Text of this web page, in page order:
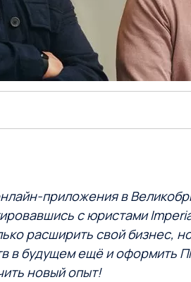
приложения в
с юристами
расширить свой бизнес,
в будущем ещё и
новый опыт!